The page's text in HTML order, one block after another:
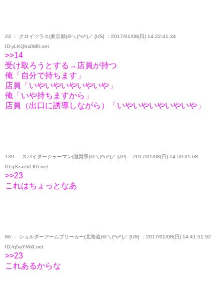
23 ： クロイツラス(東京都)＠＼(^o^)／ [US] ：2017/01/08(日) 14:22:41.34
ID:yLKQhx0M0.net
>>14
受け取ろうとする→店員が持つ
俺「自分で持ちます」
店員「いやいやいやいやいや」
俺「いや持ちますから」
店員（出口に誘導しながら）「いやいやいやいやいや」
139 ： スパイダージャーマン(滋賀県)＠＼(^o^)／ [JP] ：2017/01/08(日) 14:59:31.68
ID:qSzaebLK0.net
>>23
これはちょっとなあ
86 ： ショルダーアームブリーカー(北海道)＠＼(^o^)／ [US] ：2017/01/08(日) 14:41:51.92
ID:/q5aYfAi0.net
>>23
これあるからな